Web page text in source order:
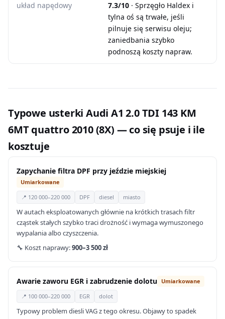
układ napędowy 7.3/10 · Sprzęgło Haldex i
tylna oś są trwałe, jeśli
pilnuje się serwisu oleju;
zaniedbania szybko
podnoszą koszty napraw.
Typowe usterki Audi A1 2.0 TDI 143 KM
6MT quattro 2010 (8X) — co się psuje i ile
kosztuje
Zapychanie filtra DPF przy jeździe miejskiej
Umiarkowane
📍 120 000–220 000
DPF diesel miasto
W autach eksploatowanych głównie na krótkich trasach filtr
cząstek stałych szybko traci drożność i wymaga wymuszonego
wypalania albo czyszczenia.
🔧 Koszt naprawy:900–3 500 zł
Awarie zaworu EGR i zabrudzenie dolotu Umiarkowane
📍 100 000–220 000 EGR dolot
Typowy problem diesli VAG z tego okresu. Objawy to spadek